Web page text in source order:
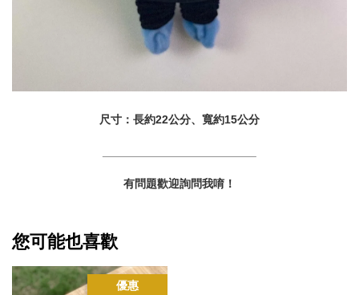
尺寸：長約22公分、寬約15公分
有問題歡迎詢問我唷！
您可能也喜歡
優惠